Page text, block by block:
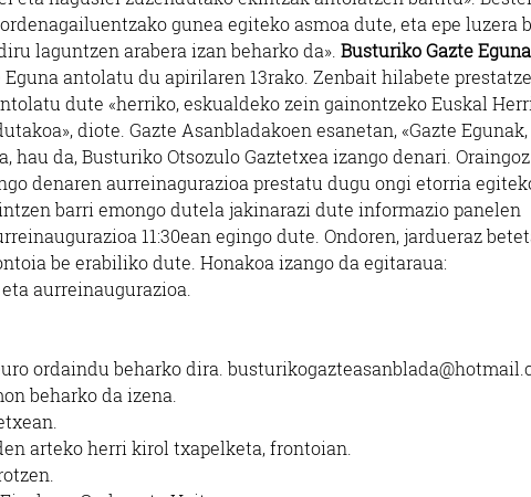
gunea egiteko asmoa dute, eta epe luzera
laguntzen arabera izan beharko da». Busturiko Gazte Eguna
antolatu du apirilaren 13rako. Zenbait hilabete
dute «herriko, eskualdeko zein gainontzeko Euskal
diote. Gazte Asanbladakoen esanetan, «Gazte Egunak,
hau da, Busturiko Otsozulo Gaztetxea izango denari. Oraingoz
denaren aurreinagurazioa prestatu dugu ongi etorria
barri emongo dutela jakinarazi dute informazio panelen
11:30ean egingo dute. Ondoren, jardueraz
be erabiliko dute. Honakoa izango da egitaraua:
aurreinaugurazioa.
ordaindu beharko dira.
beharko da izena.
arteko herri kirol txapelketa, frontoian.